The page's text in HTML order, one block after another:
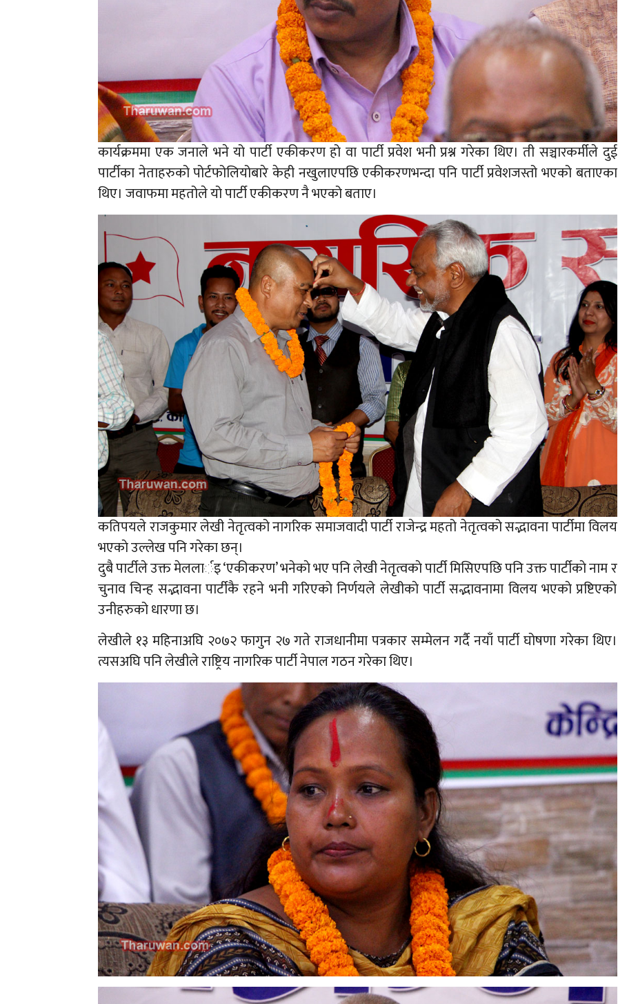
कार्यक्रममा एक जनाले भने यो पार्टी एकीकरण हो वा पार्टी प्रवेश भनी प्रश्न गरेका थिए। ती सञ्चारकर्मीले दुई
पार्टीका नेताहरुको पोर्टफोलियोबारे केही नखुलाएपछि एकीकरणभन्दा पनि पार्टी प्रवेशजस्तो भएको बताएका
थिए। जवाफमा महतोले यो पार्टी एकीकरण नै भएको बताए।
कतिपयले राजकुमार लेखी नेतृत्वको नागरिक समाजवादी पार्टी राजेन्द्र महतो नेतृत्वको सद्भावना पार्टीमा विलय
भएकाे उल्लेख पनि गरेका छन्।
दुबै पार्टीले उक्त मेललार्इ ‘एकीकरण’ भनेकाे भए पनि लेखी नेतृत्वकाे पार्टी मिसिएपछि पनि उक्त पार्टीकाे नाम र
चुनाव चिन्ह सद्भावना पार्टीकै रहने भनी गरिएकाे निर्णयले लेखीकाे पार्टी सद्भावनामा विलय भएकाे प्रष्टिएकाे
उनीहरुको धारणा छ।
लेखीले १३ महिनाअघि २०७२ फागुन २७ गते राजधानीमा पत्रकार सम्मेलन गर्दै नयाँ पार्टी घोषणा गरेका थिए।
त्यसअघि पनि लेखीले राष्ट्रिय नागरिक पार्टी नेपाल गठन गरेका थिए।